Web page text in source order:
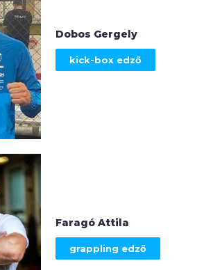
Dobos Gergely
kick-box edző
Faragó Attila
grappling edző